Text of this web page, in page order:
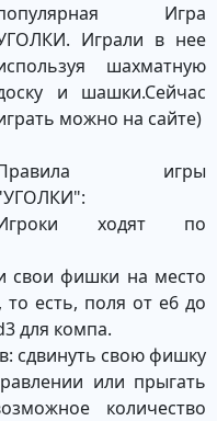
Игра
Играли в нее
шахматную
и шашки.Сейчас
можно на сайте)
игры
ходят по
свои фишки на место
есть, поля от e6 до
для компа.
сдвинуть свою фишку
или прыгать
количество